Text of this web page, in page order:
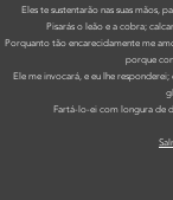
Eles te sustentarão nas suas mãos,
Pisarás o leão e a cobra;
Porquanto tão encarecidamente me
porque
Ele me invocará, e eu lhe
Fartá-lo-ei com longura de